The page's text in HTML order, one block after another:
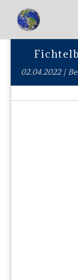
02.04.2022|